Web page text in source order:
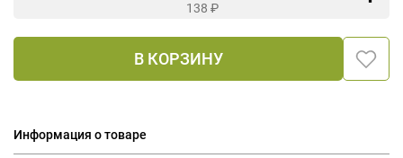
138 ₽
В КОРЗИНУ
Информация о товаре